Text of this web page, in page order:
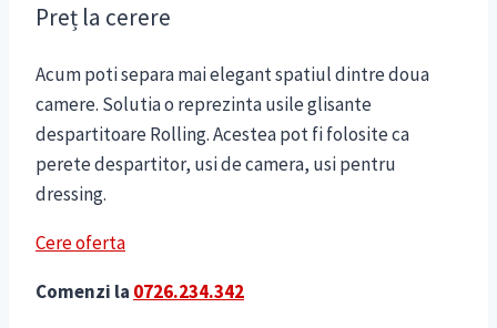
Preț la cerere
Acum poti separa mai elegant spatiul dintre doua
camere. Solutia o reprezinta usile glisante
despartitoare Rolling. Acestea pot fi folosite ca
perete despartitor, usi de camera, usi pentru
dressing.
Cere oferta
Comenzi la 0726.234.342